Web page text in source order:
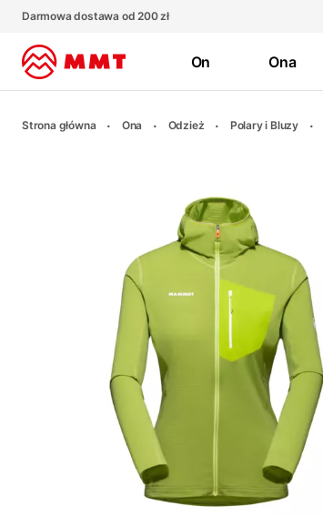
Darmowa dostawa od 200 zł
On Ona
Strona główna Ona Odzież Polary i Bluzy